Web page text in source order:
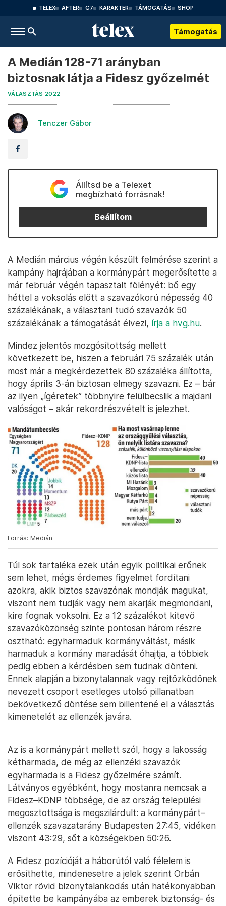
TELEX AFTER G7 KARAKTER TÁMOGATÁS SHOP
Támogatás
A Medián 128-71 arányban
biztosnak látja a Fidesz győzelmét
VÁLASZTÁS 2022
Tenczer Gábor
Állítsd be a Telexet
megbízható forrásnak!
Beállítom
A Medián március végén készült felmérése szerint a
kampány hajrájában a kormánypárt megerősítette a
már február végén tapasztalt fölényét: bő egy
héttel a voksolás előtt a szavazókorú népesség 40
százalékának, a választani tudó szavazók 50
százalékának a támogatását élvezi, írja a hvg.hu.
Mindez jelentős mozgósítottság mellett
következett be, hiszen a februári 75 százalék után
most már a megkérdezettek 80 százaléka állította,
hogy április 3-án biztosan elmegy szavazni. Ez – bár
az ilyen „ígéretek” többnyire felülbecslik a majdani
valóságot – akár rekordrészvételt is jelezhet.
Forrás: Medián
Túl sok tartaléka ezek után egyik politikai erőnek
sem lehet, mégis érdemes figyelmet fordítani
azokra, akik biztos szavazónak mondják magukat,
viszont nem tudják vagy nem akarják megmondani,
kire fognak voksolni. Ez a 12 százalékot kitevő
szavazóközönség szinte pontosan három részre
osztható: egyharmaduk kormányváltást, másik
harmaduk a kormány maradását óhajtja, a többiek
pedig ebben a kérdésben sem tudnak dönteni.
Ennek alapján a bizonytalannak vagy rejtőzködőnek
nevezett csoport esetleges utolsó pillanatban
bekövetkező döntése sem billentené el a választás
kimenetelét az ellenzék javára.
Az is a kormánypárt mellett szól, hogy a lakosság
kétharmada, de még az ellenzéki szavazók
egyharmada is a Fidesz győzelmére számít.
Látványos egyébként, hogy mostanra nemcsak a
Fidesz–KDNP többsége, de az ország települési
megosztottsága is megszilárdult: a kormánypárt–
ellenzék szavazatarány Budapesten 27:45, vidéken
viszont 43:29, sőt a községekben 50:26.
A Fidesz pozícióját a háborútól való félelem is
erősíthette, mindenesetre a jelek szerint Orbán
Viktor rövid bizonytalankodás után hatékonyabban
építette be kampányába az emberek biztonság- és